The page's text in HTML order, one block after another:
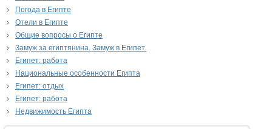
Погода в Египте
Отели в Египте
Общие вопросы о Египте
Замуж за египтянина. Замуж в Египет.
Египет: работа
Национальные особенности Египта
Египет: отдых
Египет: работа
Недвижимость Египта